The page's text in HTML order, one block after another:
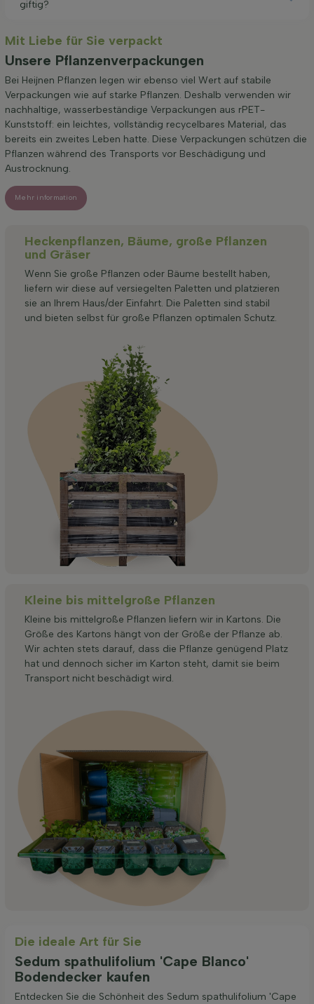
giftig?
Mit Liebe für Sie verpackt
Unsere Pflanzenverpackungen
Bei Heijnen Pflanzen legen wir ebenso viel Wert auf stabile
Verpackungen wie auf starke Pflanzen. Deshalb verwenden wir
nachhaltige, wasserbeständige Verpackungen aus rPET-
Kunststoff: ein leichtes, vollständig recycelbares Material, das
bereits ein zweites Leben hatte. Diese Verpackungen schützen die
Pflanzen während des Transports vor Beschädigung und
Austrocknung.
Mehr information
Heckenpflanzen, Bäume, große Pflanzen
und Gräser
Wenn Sie große Pflanzen oder Bäume bestellt haben,
liefern wir diese auf versiegelten Paletten und platzieren
sie an Ihrem Haus/der Einfahrt. Die Paletten sind stabil
und bieten selbst für große Pflanzen optimalen Schutz.
Kleine bis mittelgroße Pflanzen
Kleine bis mittelgroße Pflanzen liefern wir in Kartons. Die
Größe des Kartons hängt von der Größe der Pflanze ab.
Wir achten stets darauf, dass die Pflanze genügend Platz
hat und dennoch sicher im Karton steht, damit sie beim
Transport nicht beschädigt wird.
Die ideale Art für Sie
Sedum spathulifolium 'Cape Blanco'
Bodendecker kaufen
Entdecken Sie die Schönheit des Sedum spathulifolium 'Cape